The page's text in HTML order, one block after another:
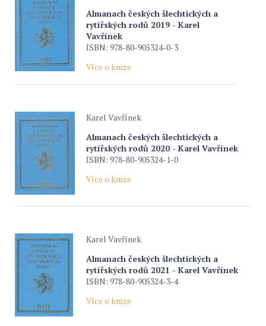
Almanach českých šlechtických a
rytířských rodů 2019 - Karel
Vavřínek
ISBN: 978-80-905324-0-3
Více o knize
Karel Vavřínek
Almanach českých šlechtických a
rytířských rodů 2020 - Karel Vavřínek
ISBN: 978-80-905324-1-0
Více o knize
Karel Vavřínek
Almanach českých šlechtických a
rytířských rodů 2021 - Karel Vavřínek
ISBN: 978-80-905324-3-4
Více o knize